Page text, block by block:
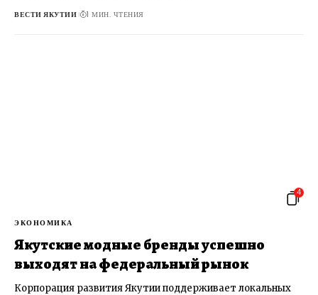
ВЕСТИ ЯКУТИИ 1 МИН. ЧТЕНИЯ
4
ЭКОНОМИКА
Якутские модные бренды успешно
выходят на федеральный рынок
Корпорация развития Якутии поддерживает локальных